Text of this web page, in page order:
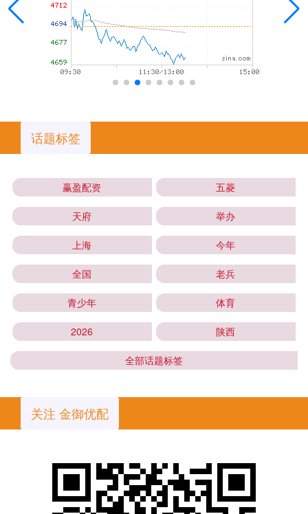
话题标签
赢盈配资 五菱
天府 举办
上海 今年
全国 老兵
青少年 体育
2026 陕西
全部话题标签
关注 金御优配